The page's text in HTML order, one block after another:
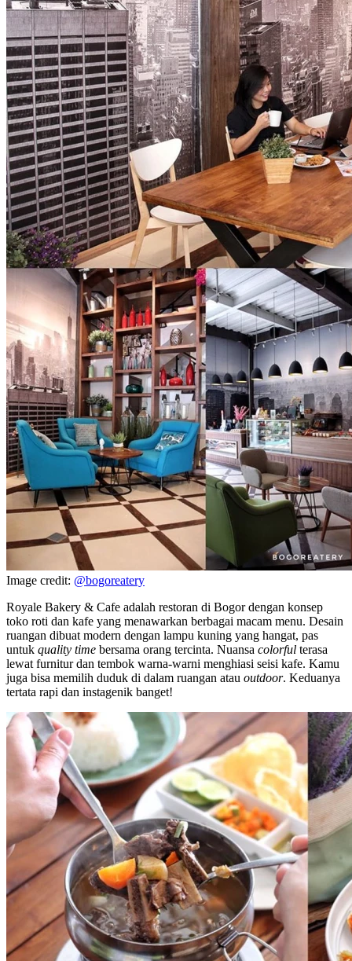
Image credit: @bogoreatery
Royale Bakery & Cafe adalah restoran di Bogor dengan konsep
toko roti dan kafe yang menawarkan berbagai macam menu. Desain
ruangan dibuat modern dengan lampu kuning yang hangat, pas
untuk quality time bersama orang tercinta. Nuansa colorful terasa
lewat furnitur dan tembok warna-warni menghiasi seisi kafe. Kamu
juga bisa memilih duduk di dalam ruangan atau outdoor. Keduanya
tertata rapi dan instagenik banget!